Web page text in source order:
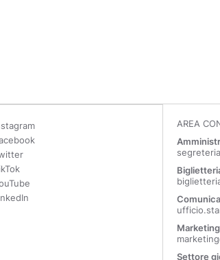
AREA
Marketing
Settore